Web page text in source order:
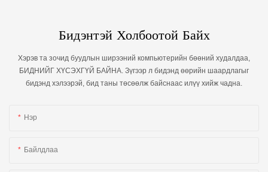
Бидэнтэй Холбоотой Байх
Хэрэв та зочид буудлын ширээний компьютерийн бөөний худалдаа,
БИДНИЙГ ХҮСЭХГҮЙ БАЙНА. Зүгээр л бидэнд өөрийн шаардлагыг
бидэнд хэлээрэй, бид таны төсөөлж байснаас илүү хийж чадна.
Нэр
Байлдлаа